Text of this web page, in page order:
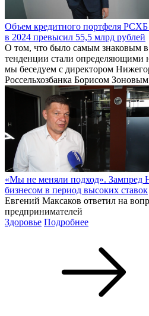
Объем кредитного портфеля
в 2024 превысил 55,5 млрд рублей
О том, что было самым знаковым в
тенденции стали определяющими
мы беседуем с директором
Россельхозбанка Борисом
«Мы не меняли подход». Зампред
бизнесом в период высоких ставок
Евгений Максаков ответил на
предпринимателей
Здоровье Подробнее